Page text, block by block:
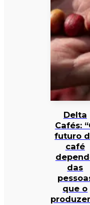
Delta
Cafés:
futuro
café
das
que o